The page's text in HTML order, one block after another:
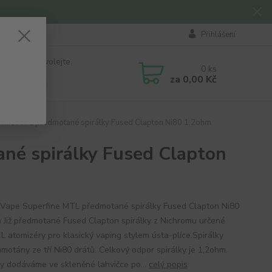
Přihlášení
si rady? Zavolejte.
0 ks
za 0,00 Kč
MTL předmotané spirálky Fused Clapton Ni80 1,2ohm
spirálky Fused Clapton
Superfine MTL předmotané spirálky Fused Clapton Ni80
Již předmotané Fused Clapton spirálky z Nichromu určené
atomizéry pro klasický vaping stylem ústa-plíce.Spirálky
ze tří Ni80 drátů. Celkový odpor spirálky je 1,2ohm.
dodáváme ve skleněné lahvičce po... celý popis